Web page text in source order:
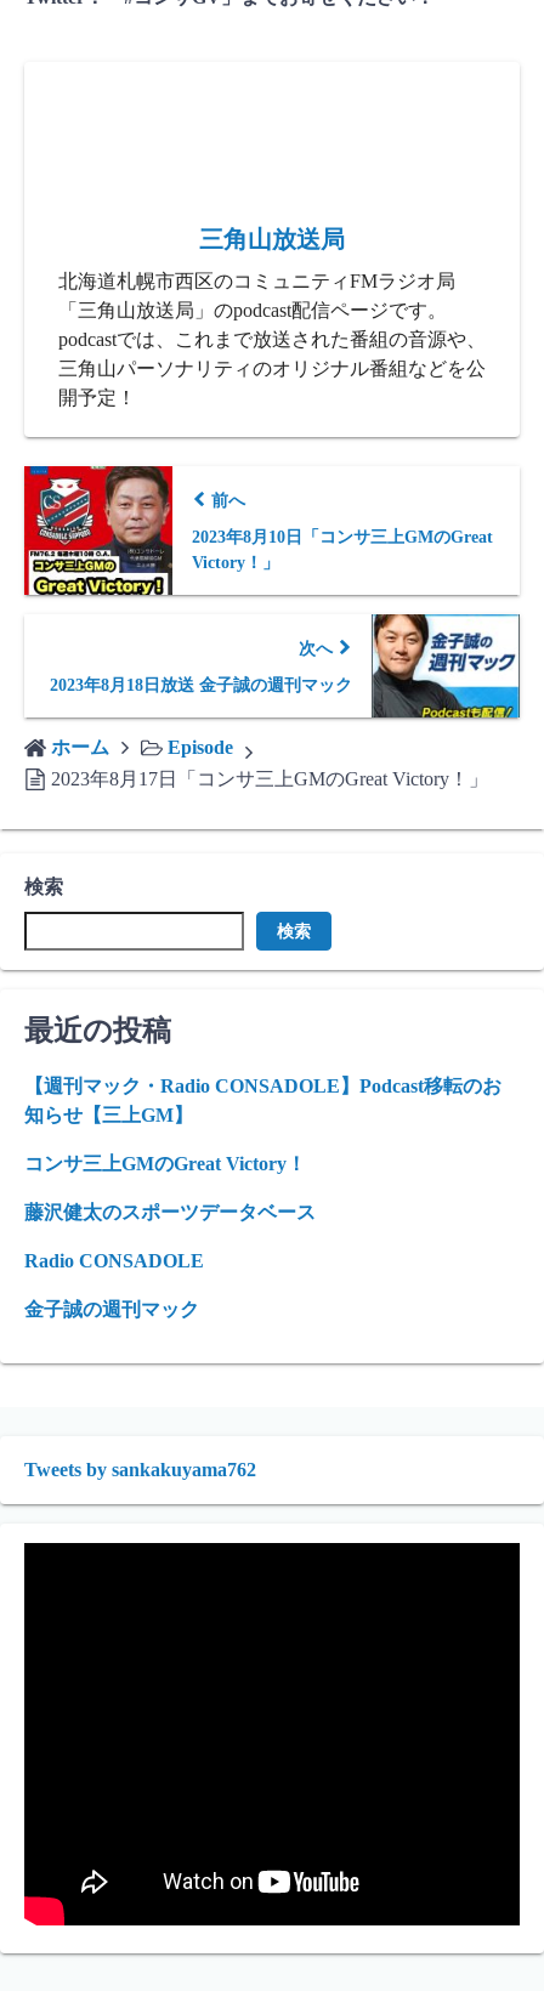
三角山放送局
北海道札幌市西区のコミュニティFMラジオ局
「三角山放送局」のpodcast配信ページです。
podcastでは、これまで放送された番組の音源や、
三角山パーソナリティのオリジナル番組などを公
開予定！
前へ
2023年8月10日「コンサ三上GMのGreat
Victory！」
次へ
2023年8月18日放送 金子誠の週刊マック
ホーム
Episode
2023年8月17日「コンサ三上GMのGreat Victory！」
検索
検索
最近の投稿
【週刊マック・Radio CONSADOLE】Podcast移転のお
知らせ【三上GM】
コンサ三上GMのGreat Victory！
藤沢健太のスポーツデータベース
Radio CONSADOLE
金子誠の週刊マック
Tweets by sankakuyama762